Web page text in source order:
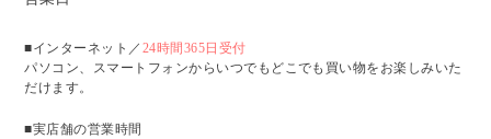
■インターネット／ 24時間365日受付
パソコン、スマートフォンからいつでもどこでも買い物をお楽しみいた
だけます。
■実店舗の営業時間